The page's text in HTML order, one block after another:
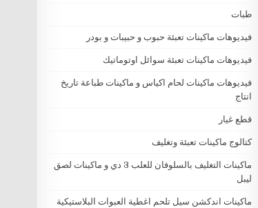
طبات
فيديوهات ماكينات تعبئة حبوب و حبيبات و بودر
فيديوهات ماكينات تعبئة سوائل اوتوماتيك
فيديوهات ماكينات لحام اكياس و ماكينات طباعة تاريخ
انتاج
قطع غيار
كتالوج ماكينات تعبئة وتغليف
ماكينات التغليف بالسلوفان للعلب 3 دي و ماكينات لصق
ليبل
ماكينات اندكشن سيل تلحم اغطية العبوات البلاستيكية